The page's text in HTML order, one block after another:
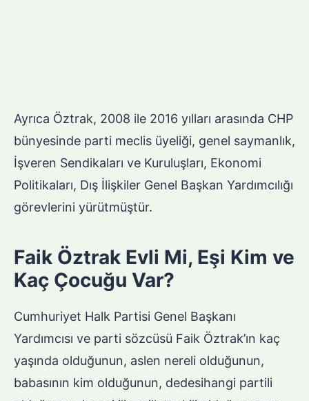
Ayrıca Öztrak, 2008 ile 2016 yılları arasında CHP
bünyesinde parti meclis üyeliği, genel saymanlık,
İşveren Sendikaları ve Kuruluşları, Ekonomi
Politikaları, Dış İlişkiler Genel Başkan Yardımcılığı
görevlerini yürütmüştür.
Faik Öztrak Evli Mi, Eşi Kim ve
Kaç Çocuğu Var?
Cumhuriyet Halk Partisi Genel Başkanı
Yardımcısı ve parti sözcüsü Faik Öztrak’ın kaç
yaşında olduğunun, aslen nereli olduğunun,
babasının kim olduğunun, dedesihangi partili